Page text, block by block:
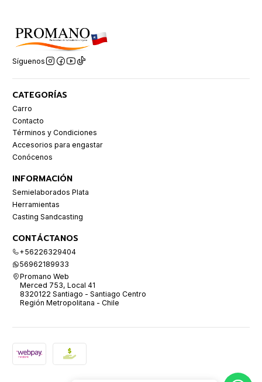
Síguenos
CATEGORÍAS
Carro
Contacto
Términos y Condiciones
Accesorios para engastar
Conócenos
INFORMACIÓN
Semielaborados Plata
Herramientas
Casting Sandcasting
CONTÁCTANOS
+56226329404
56962189933
Promano Web
Merced 753, Local 41
8320122 Santiago - Santiago Centro
Región Metropolitana - Chile